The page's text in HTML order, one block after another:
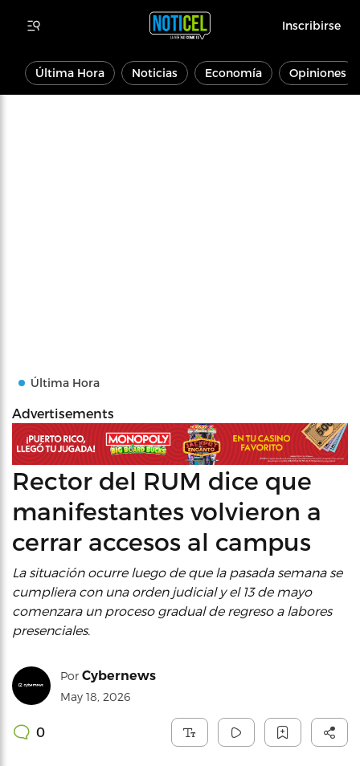
Inscribirse
Última Hora Noticias Economía Opiniones
Última Hora
Advertisements
Rector del RUM dice que
manifestantes volvieron a
cerrar accesos al campus
La situación ocurre luego de que la pasada semana se
cumpliera con una orden judicial y el 13 de mayo
comenzara un proceso gradual de regreso a labores
presenciales.
Por Cybernews
May 18, 2026
0